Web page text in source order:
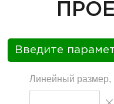
Введите
Линейный размер,